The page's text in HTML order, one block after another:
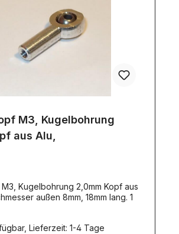
M3, Kugelbohrung
aus Alu,
Kugelbohrung 2,0mm Kopf aus
außen 8mm, 18mm lang. 1
Lieferzeit: 1-4 Tage